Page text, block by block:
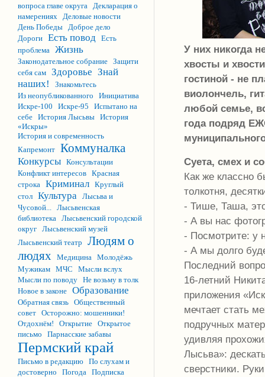
вопроса главе округа Декларация о
намерениях Деловые новости
День Победы Доброе дело
Дороги Есть повод Есть
проблема Жизнь
Законодательное собрание Защити
себя сам Здоровье Знай
наших!
Знакомьтесь
Из неопубликованного
Инициатива
Искре-100
Искре-95
Испытано на
себе История Лысьвы История
«Искры»
История и современность
Капремонт Коммуналка
Конкурсы Консультации
Конфликт интересов Красная
строка Криминал Круглый
стол Культура Лысьва и
Чусовой... Лысьвенская
библиотека Лысьвенский городской
округ Лысьвенский музей
Лысьвенский театр
Людям о
людях Медицина Молодёжь
Мужикам МЧС
Мысли вслух
Мысли по поводу Не возьму в толк
Новое в законе Образование
Обратная связь Общественный
совет Осторожно: мошенники!
Отдохнём!
Открытие Открытое
письмо
Парнасские забавы
Пермский край
Письмо в редакцию По слухам и
достоверно
Погода Подписка
У них никогда
хвосты и
гостиной - не
виолончель,
любой семье,
года подряд
Суета, смех и
Как же классно
толкотня,
- Тише, Таша,
- А вы нас
- Посмотрите: у
- А мы долго
Последний
16-летний
приложения
мечтает стать
подручных
удивляя
Лысьва»:
сверстники.